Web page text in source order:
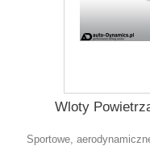
Wloty
Sportowe,